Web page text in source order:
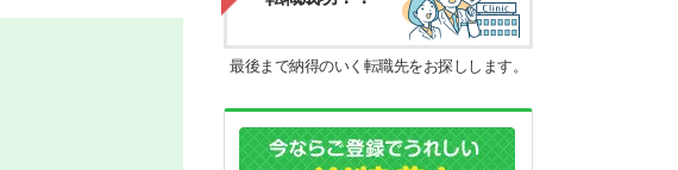
最後まで納得のいく転職先をお探しします。